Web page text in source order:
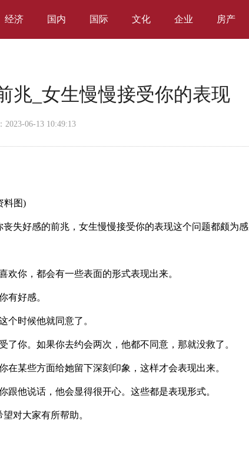
经济 国内 国际 文化 企业 房产
兆_女生慢慢接受你的表现
2023-06-13 10:49:13
料图)
失好感的前兆，女生慢慢接受你的表现这个问题都颇为感
欢你，都会有一些表面的形式表现出来。
有好感。
个时候他就同意了。
你。如果你去约会两次，他都不同意，那就没救了。
某些方面给她留下深刻印象，这样才会表现出来。
他说话，他会显得很开心。这些都是表现形式。
对大家有所帮助。